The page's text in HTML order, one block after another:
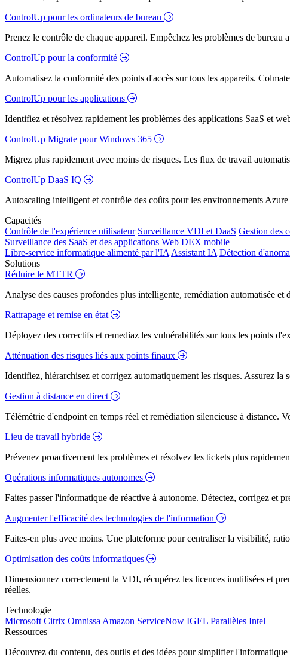
ControlUp pour les ordinateurs de bureau
Prenez le contrôle de chaque appareil. Empêchez les problèmes de
ControlUp pour la conformité
Automatisez la conformité des points d'accès sur tous les appareils.
ControlUp pour les applications
Identifiez et résolvez rapidement les problèmes des applications SaaS et
ControlUp Migrate pour Windows 365
Migrez plus rapidement avec moins de risques. Les flux de travail
ControlUp DaaS IQ
Autoscaling intelligent et contrôle des coûts pour les environnements
Capacités
Contrôle de l'expérience utilisateur Surveillance VDI et DaaS Gestion des
Surveillance des SaaS et des applications Web DEX mobile
Libre-service informatique alimenté par l'IA Assistant IA Détection
Solutions
Réduire le MTTR
Analyse des causes profondes plus intelligente, remédiation automatisée
Rattrapage et remise en état
Déployez des correctifs et remediaz les vulnérabilités sur tous les points
Atténuation des risques liés aux points finaux
Identifiez, hiérarchisez et corrigez automatiquement les risques. Assurez la
Gestion à distance en direct
Télémétrie d'endpoint en temps réel et remédiation silencieuse à distance.
Lieu de travail hybride
Prévenez proactivement les problèmes et résolvez les tickets plus
Opérations informatiques autonomes
Faites passer l'informatique de réactive à autonome. Détectez, corrigez et
Augmenter l'efficacité des technologies de l'information
Faites-en plus avec moins. Une plateforme pour centraliser la visibilité,
Optimisation des coûts informatiques
Dimensionnez correctement la VDI, récupérez les licences inutilisées et
réelles.
Technologie
Microsoft Citrix Omnissa Amazon ServiceNow IGEL Parallèles Intel
Ressources
Découvrez du contenu, des outils et des idées pour simplifier